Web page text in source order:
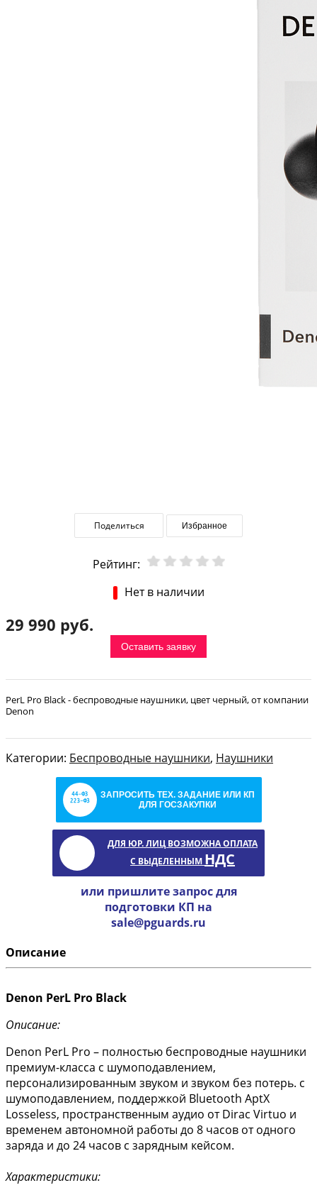
Поделиться Избранное
Рейтинг:
Нет в наличии
29 990 руб.
Оставить заявку
PerL Pro Black - беспроводные наушники, цвет черный, от компании
Denon
Категории: Беспроводные наушники, Наушники
ЗАПРОСИТЬ ТЕХ. ЗАДАНИЕ ИЛИ КП
ДЛЯ ГОСЗАКУПКИ
ДЛЯ ЮР. ЛИЦ ВОЗМОЖНА ОПЛАТА
С ВЫДЕЛЕННЫМ НДС
или пришлите запрос для
подготовки КП на
sale@pguards.ru
Описание
Denon PerL Pro Black
Описание:
Denon PerL Pro – полностью беспроводные наушники
премиум-класса с шумоподавлением,
персонализированным звуком и звуком без потерь. с
шумоподавлением, поддержкой Bluetooth AptX
Losseless, пространственным аудио от Dirac Virtuo и
временем автономной работы до 8 часов от одного
заряда и до 24 часов с зарядным кейсом.
Характеристики: